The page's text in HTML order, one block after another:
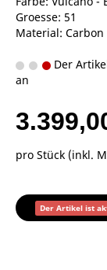
Groesse: 51
Material: Carbon
Der
an
pro Stück (inkl.
Der Artikel ist